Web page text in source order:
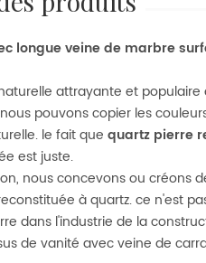
longue veine de marbre
attrayante et
pouvons copier les
le fait que quartz pierre
est juste.
nous concevons ou créons
à quartz. ce n'est
dans l'industrie de la
de vanité avec veine de